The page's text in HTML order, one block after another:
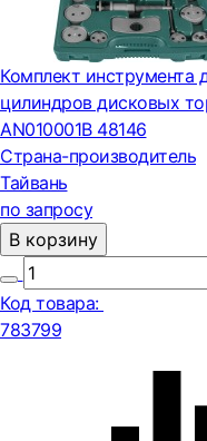
Комплект инструмента
цилиндров дисковых
AN010001B 48146
Страна-производитель
Тайвань
по запросу
В корзину
Код товара:
783799